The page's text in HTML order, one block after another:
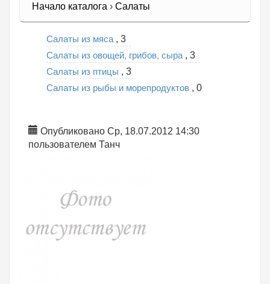
Начало каталога › Салаты
Салаты из мяса , 3
Салаты из овощей, грибов, сыра , 3
Салаты из птицы , 3
Салаты из рыбы и морепродуктов , 0
Опубликовано Ср, 18.07.2012 14:30
пользователем Танч